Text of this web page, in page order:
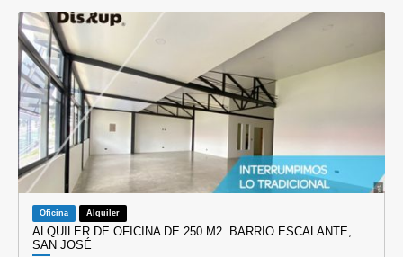
Oficina Alquiler
ALQUILER DE OFICINA DE 250 M2. BARRIO ESCALANTE,
SAN JOSÉ